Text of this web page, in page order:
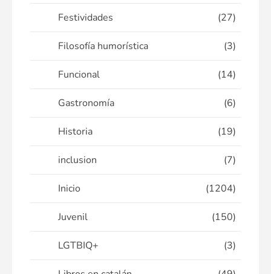
Festividades (27)
Filosofía humorística (3)
Funcional (14)
Gastronomía (6)
Historia (19)
inclusion (7)
Inicio (1204)
Juvenil (150)
LGTBIQ+ (3)